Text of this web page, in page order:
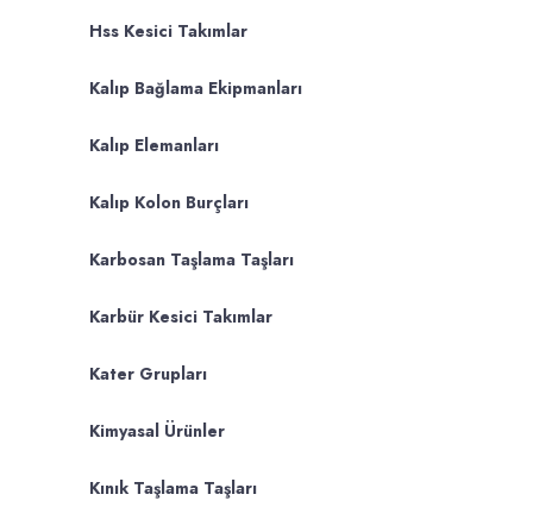
Hss Kesici Takımlar
Kalıp Bağlama Ekipmanları
Kalıp Elemanları
Kalıp Kolon Burçları
Karbosan Taşlama Taşları
Karbür Kesici Takımlar
Kater Grupları
Kimyasal Ürünler
Kınık Taşlama Taşları